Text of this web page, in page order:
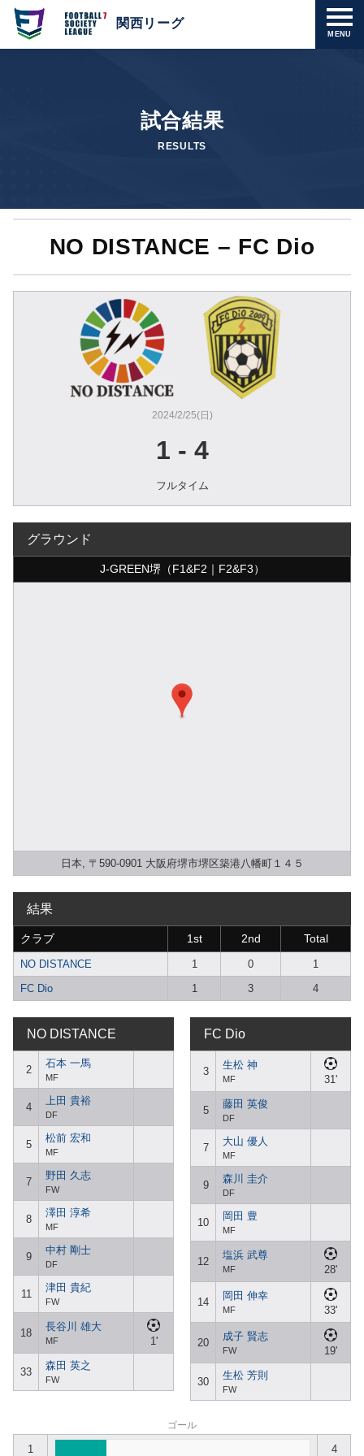
MENU
関西リーグ
試合結果
RESULTS
NO DISTANCE – FC Dio
2024/2/25(日)
1 - 4
フルタイム
グラウンド
J-GREEN堺（F1&F2｜F2&F3）
日本, 〒590-0901 大阪府堺市堺区築港八幡町１４５
結果
クラブ 1st 2nd Total
NO DISTANCE 1 0
1
FC Dio
1 3 4
NO DISTANCE
2
石本 一馬
MF
4
上田 貴裕
DF
5
松前 宏和
MF
7
野田 久志
FW
8
澤田 淳希
MF
9
中村 剛士
DF
11
津田 貴紀
FW
18
長谷川 雄大
MF 1'
33
森田 英之
FW
FC Dio
3
生松 神
MF 31'
5
藤田 英俊
DF
7
大山 優人
MF
9
森川 圭介
DF
10
岡田 豊
MF
12
塩浜 武尊
MF 28'
14
岡田 伸幸
MF 33'
20
成子 賢志
FW 19'
30
生松 芳則
FW
ゴール
1 4